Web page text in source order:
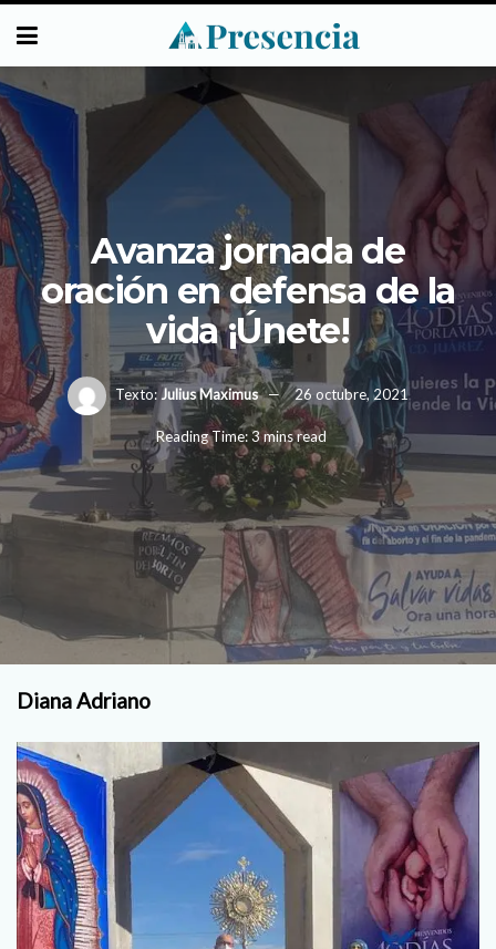
Avanza jornada de
oración en defensa de la
vida ¡Únete!
Texto: Julius Maximus 26 octubre, 2021
Reading Time: 3 mins read
Diana Adriano